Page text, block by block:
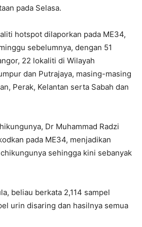
pada Selasa.
hotspot dilaporkan pada ME34,
sebelumnya, dengan 51
22 lokaliti di Wilayah
dan Putrajaya, masing-masing
Perak, Kelantan serta Sabah dan
Dr Muhammad Radzi
pada ME34, menjadikan
sehingga kini sebanyak
beliau berkata 2,114 sampel
urin disaring dan hasilnya semua